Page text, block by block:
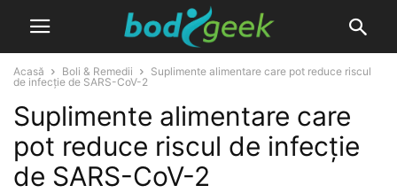
Acasă Boli & Remedii
Suplimente alimentare care pot reduce riscul
de infecție de SARS-CoV-2
Suplimente alimentare care
pot reduce riscul de infecție
de SARS-CoV-2